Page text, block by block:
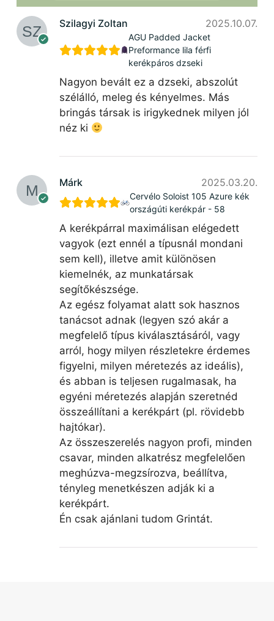
Szilagyi Zoltan 2025.10.07.
AGU Padded Jacket
Preformance lila férfi
kerékpáros dzseki
Nagyon bevált ez a dzseki, abszolút
szélálló, meleg és kényelmes. Más
bringás társak is irigykednek milyen jól
néz ki
Márk 2025.03.20.
Cervélo Soloist 105 Azure kék
országúti kerékpár - 58
A kerékpárral maximálisan elégedett
vagyok (ezt ennél a típusnál mondani
sem kell), illetve amit különösen
kiemelnék, az munkatársak
segítőkészsége.
Az egész folyamat alatt sok hasznos
tanácsot adnak (legyen szó akár a
megfelelő típus kiválasztásáról, vagy
arról, hogy milyen részletekre érdemes
figyelni, milyen méretezés az ideális),
és abban is teljesen rugalmasak, ha
egyéni méretezés alapján szeretnéd
összeállítani a kerékpárt (pl. rövidebb
hajtókar).
Az összeszerelés nagyon profi, minden
csavar, minden alkatrész megfelelően
meghúzva-megzsírozva, beállítva,
tényleg menetkészen adják ki a
kerékpárt.
Én csak ajánlani tudom Grintát.